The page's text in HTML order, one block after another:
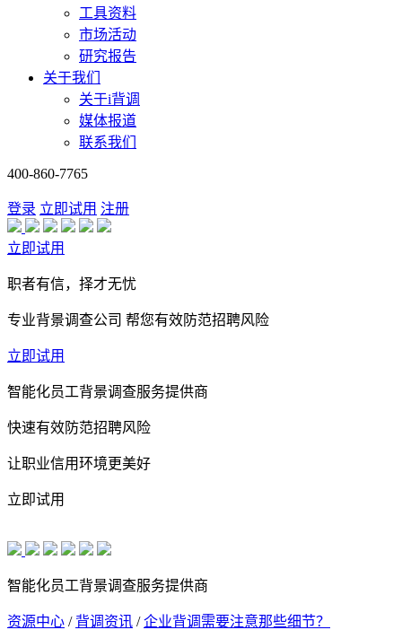
工具资料
市场活动
研究报告
关于我们
关于i背调
媒体报道
联系我们
400-860-7765
登录 立即试用 注册
立即试用
职者有信，择才无忧
专业背景调查公司 帮您有效防范招聘风险
立即试用
智能化员工背景调查服务提供商
快速有效防范招聘风险
让职业信用环境更美好
立即试用
智能化员工背景调查服务提供商
资源中心 / 背调资讯 /企业背调需要注意那些细节？